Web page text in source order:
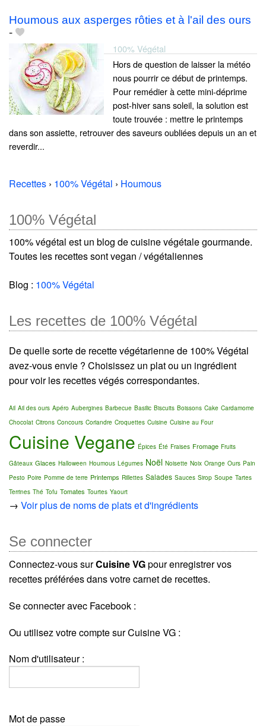
Houmous aux asperges rôties et à l'ail des ours
-
100% Végétal
Hors de question de laisser la météo
nous pourrir ce début de printemps.
Pour remédier à cette mini-déprime
post-hiver sans soleil, la solution est
toute trouvée : mettre le printemps
dans son assiette, retrouver des saveurs oubliées depuis un an et
reverdir...
Recettes › 100% Végétal › Houmous
100% Végétal
100% végétal est un blog de cuisine végétale gourmande.
Toutes les recettes sont vegan / végétaliennes
Blog : 100% Végétal
Les recettes de 100% Végétal
De quelle sorte de recette végétarienne de 100% Végétal
avez-vous envie ? Choisissez un plat ou un ingrédient
pour voir les recettes végés correspondantes.
Ail Ail des ours Apéro Aubergines Barbecue Basilic Biscuits Boissons Cake Cardamome
Chocolat Citrons Concours Coriandre Croquettes Cuisine Cuisine au Four
Cuisine Vegane Épices Été Fraises Fromage Fruits
Gâteaux Glaces Halloween Houmous Légumes Noël Noisette Noix Orange Ours Pain
Pesto Poire Pomme de terre Printemps Rillettes Salades Sauces Sirop Soupe Tartes
Terrines Thé Tofu Tomates Tourtes Yaourt
→ Voir plus de noms de plats et d'ingrédients
Se connecter
Connectez-vous surCuisine VGpour enregistrer vos
recettes préférées dans votre carnet de recettes.
Se connecter avec Facebook :
Ou utilisez votre compte sur Cuisine VG :
Nom d'utilisateur :
Mot de passe